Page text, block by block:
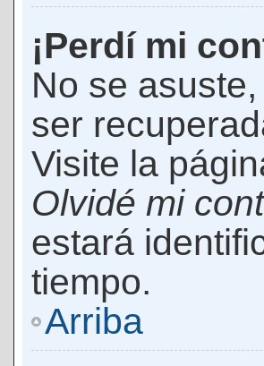
¡Perdí mi
No se
ser
Visite la
Olvidé mi
estará
tiempo.
Arriba